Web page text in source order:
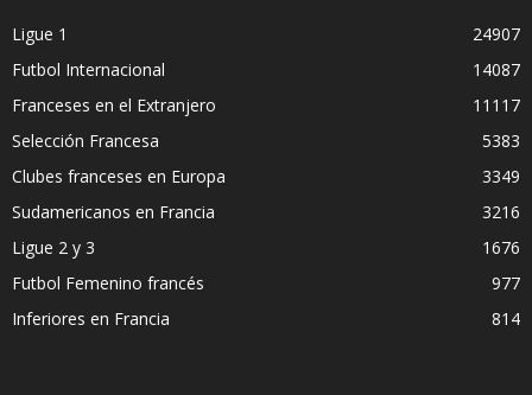
Ligue 1
24907
Futbol Internacional
14087
Franceses en el Extranjero
11117
Selección Francesa
5383
Clubes franceses en Europa
3349
Sudamericanos en Francia
3216
Ligue 2 y 3
1676
Futbol Femenino francés
977
Inferiores en Francia
814